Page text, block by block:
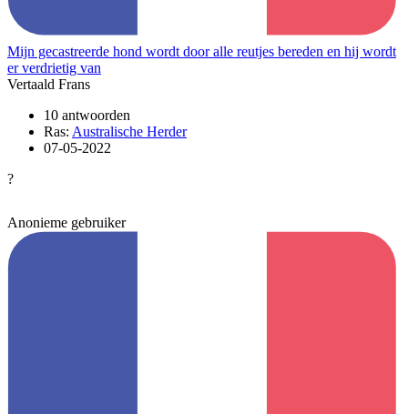
Mijn gecastreerde hond wordt door alle reutjes bereden en hij wordt
er verdrietig van
Vertaald Frans
10 antwoorden
Ras: Australische Herder
07-05-2022
?
Anonieme gebruiker